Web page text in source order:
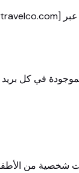
في كل
نحن لا نجمع عمدًا